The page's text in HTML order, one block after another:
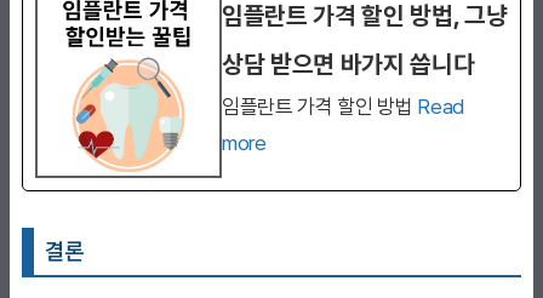
임플란트 가격 할인 방법, 그냥
상담 받으면 바가지 씁니다
임플란트 가격 할인 방법 Read
more
결론